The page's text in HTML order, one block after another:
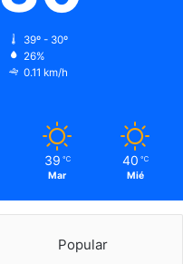
39º - 30º
26%
0.11 km/h
39 ℃
Mar
40 ℃
Mié
Popular